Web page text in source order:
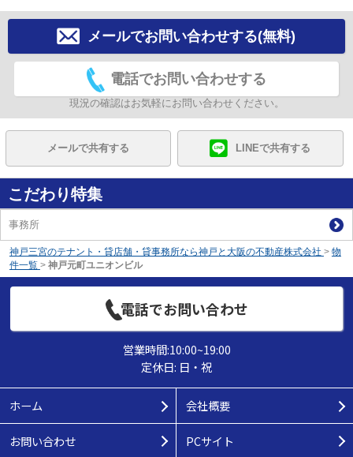
メールでお問い合わせする(無料)
電話でお問い合わせする
現況の確認はお気軽にお問い合わせください。
メールで共有する LINEで共有する
こだわり特集
事務所
神戸三宮のテナント・貸店舗・貸事務所なら神戸と大阪の不動産株式会社 > 物
件一覧 > 神戸元町ユニオンビル
電話でお問い合わせ
営業時間:10:00~19:00
定休日: 日・祝
ホーム 会社概要
お問い合わせ PCサイト